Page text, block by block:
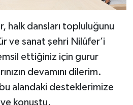
halk dansları topluluğunu
ve sanat şehri Nilüfer’i
ettiğiniz için gurur
devamını dilerim.
alandaki desteklerimize
konuştu.